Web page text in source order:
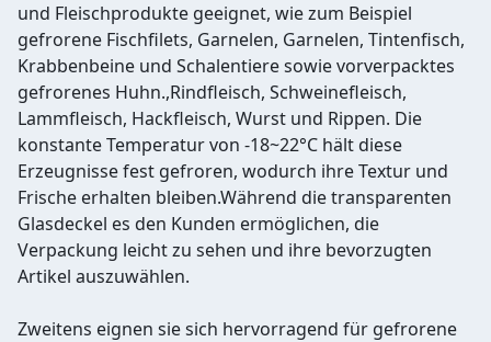
und Fleischprodukte geeignet, wie zum Beispiel
gefrorene Fischfilets, Garnelen, Garnelen, Tintenfisch,
Krabbenbeine und Schalentiere sowie vorverpacktes
gefrorenes Huhn.,Rindfleisch, Schweinefleisch,
Lammfleisch, Hackfleisch, Wurst und Rippen. Die
konstante Temperatur von -18~22°C hält diese
Erzeugnisse fest gefroren, wodurch ihre Textur und
Frische erhalten bleiben.Während die transparenten
Glasdeckel es den Kunden ermöglichen, die
Verpackung leicht zu sehen und ihre bevorzugten
Artikel auszuwählen.
Zweitens eignen sie sich hervorragend für gefrorene